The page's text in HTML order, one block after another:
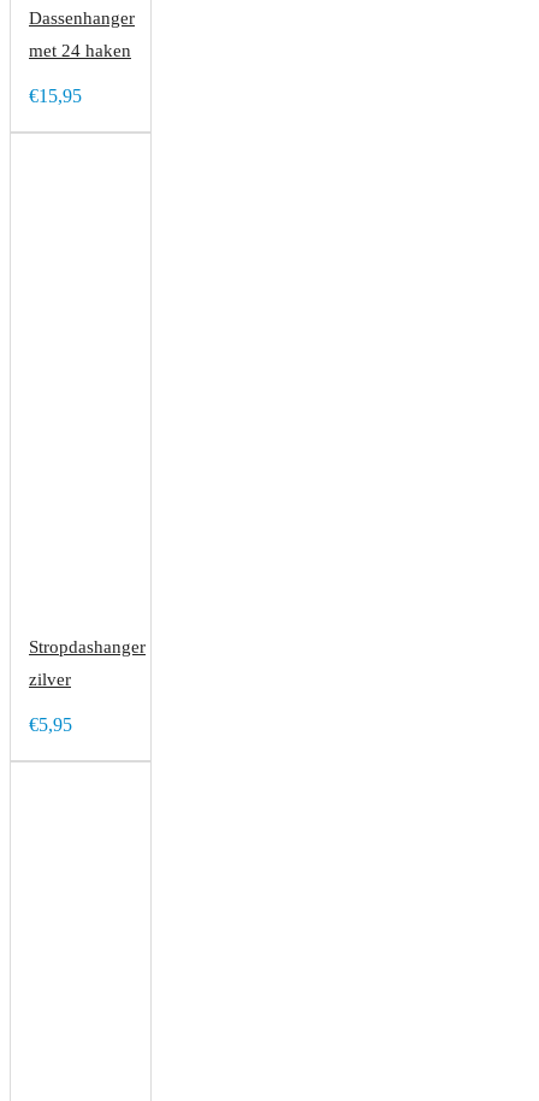
Dassenhanger
met 24 haken
€15,95
Stropdashanger
zilver
€5,95